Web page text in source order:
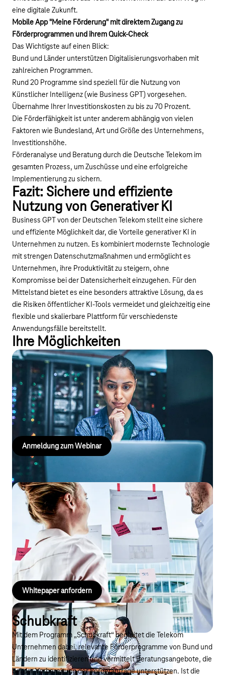
eine digitale Zukunft.
Mobile App "Meine Förderung" mit direktem Zugang zu
Förderprogrammen und ihrem Quick-Check
Das Wichtigste auf einen Blick:
Bund und Länder unterstützen Digitalisierungsvorhaben mit
zahlreichen Programmen.
Rund 20 Programme sind speziell für die Nutzung von
Künstlicher Intelligenz (wie Business GPT) vorgesehen.
Übernahme Ihrer Investitionskosten zu bis zu 70 Prozent.
Die Förderfähigkeit ist unter anderem abhängig von vielen
Faktoren wie Bundesland, Art und Größe des Unternehmens,
Investitionshöhe.
Förderanalyse und Beratung durch die Deutsche Telekom im
gesamten Prozess, um Zuschüsse und eine erfolgreiche
Implementierung zu sichern.
Fazit: Sichere und effiziente
Nutzung von Generativer KI
Business GPT von der Deutschen Telekom stellt eine sichere
und effiziente Möglichkeit dar, die Vorteile generativer KI in
Unternehmen zu nutzen. Es kombiniert modernste Technologie
mit strengen Datenschutzmaßnahmen und ermöglicht es
Unternehmen, ihre Produktivität zu steigern, ohne
Kompromisse bei der Datensicherheit einzugehen. Für den
Mittelstand bietet es eine besonders attraktive Lösung, da es
die Risiken öffentlicher KI-Tools vermeidet und gleichzeitig eine
flexible und skalierbare Plattform für verschiedenste
Anwendungsfälle bereitstellt.
Ihre Möglichkeiten
Webinar
Nutzen Sie die Chance und informieren Sie sich unverbindlich in
unseremWebinar über die Vorteile und Fördermöglichkeiten
einer sicheren KI.
Anmeldung zum Webinar
Whitepaper
Laden Sie sich unser Whitepaper und erfahren Sie mehr zu den
Vorteilen und Anwendungsbereichen von Business GPT. Lesen
Sie welche Use Cases möglich sind und erfahren Sie mehr zu
einer Erfolgsgeschichte mit Business GPT.
Whitepaper anfordern
Schubkraft
Mit dem Programm „Schubkraft“ begleitet die Telekom
Unternehmen dabei, relevante Förderprogramme von Bund und
Ländern zu identifizieren und vermittelt Beratungsangebote, die
bei der Vorbereitung der Förderanträge unterstützen. Ist die